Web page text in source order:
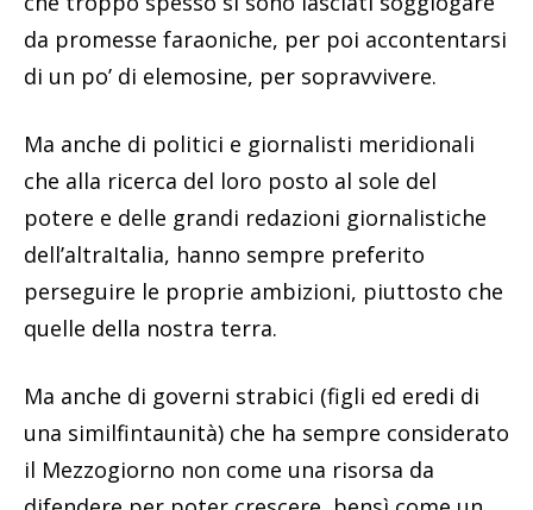
da promesse faraoniche, per poi accontentarsi
di un po’ di elemosine, per sopravvivere.
Ma anche di politici e giornalisti meridionali
che alla ricerca del loro posto al sole del
potere e delle grandi redazioni giornalistiche
dell’altraItalia, hanno sempre preferito
perseguire le proprie ambizioni, piuttosto che
quelle della nostra terra.
Ma anche di governi strabici (figli ed eredi di
una similfintaunità) che ha sempre considerato
il Mezzogiorno non come una risorsa da